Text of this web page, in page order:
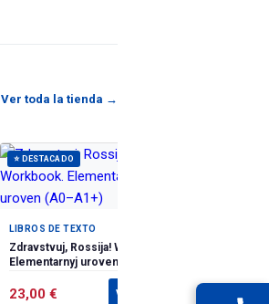
Ver toda la tienda →
⭐ DESTACADO
LIBROS DE TEXTO
Zdravstvuj, Rossija! Workbook.
Elementarnyj uroven (А0–А1+)
23,00 € VER FICHA